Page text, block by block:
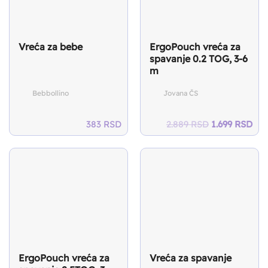
Vreća za bebe
Bebbollino
383 RSD
ErgoPouch vreća za
spavanje 0.2 TOG, 3-6
m
Jovana ČS
2.889RSD Original
price
was:
1.699 RSD
is:
ErgoPouch vreća za
Vreća za spavanje